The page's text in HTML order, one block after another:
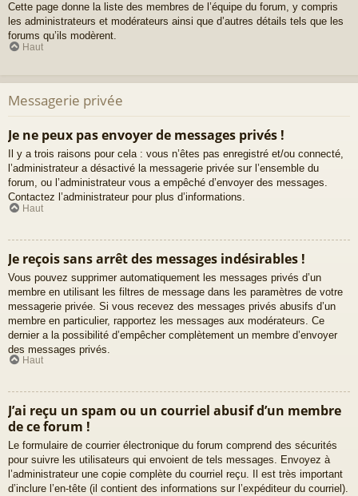
Cette page donne la liste des membres de l’équipe du forum, y compris
les administrateurs et modérateurs ainsi que d’autres détails tels que les
forums qu’ils modèrent.
Haut
Messagerie privée
Je ne peux pas envoyer de messages privés !
Il y a trois raisons pour cela : vous n’êtes pas enregistré et/ou connecté,
l’administrateur a désactivé la messagerie privée sur l’ensemble du
forum, ou l’administrateur vous a empêché d’envoyer des messages.
Contactez l’administrateur pour plus d’informations.
Haut
Je reçois sans arrêt des messages indésirables !
Vous pouvez supprimer automatiquement les messages privés d’un
membre en utilisant les filtres de message dans les paramètres de votre
messagerie privée. Si vous recevez des messages privés abusifs d’un
membre en particulier, rapportez les messages aux modérateurs. Ce
dernier a la possibilité d’empêcher complètement un membre d’envoyer
des messages privés.
Haut
J’ai reçu un spam ou un courriel abusif d’un membre
de ce forum !
Le formulaire de courrier électronique du forum comprend des sécurités
pour suivre les utilisateurs qui envoient de tels messages. Envoyez à
l’administrateur une copie complète du courriel reçu. Il est très important
d’inclure l’en-tête (il contient des informations sur l’expéditeur du courriel).